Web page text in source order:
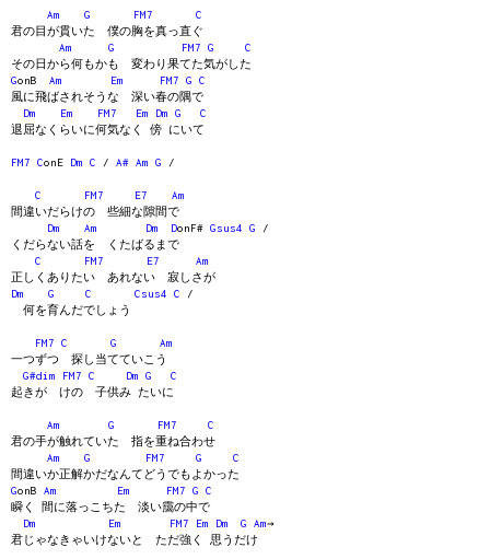
Am G FM7
C
君の目が貫いた 僕の胸を真っ直ぐ
Am
G FM7 G
C
その日から何もかも 変わり果てた気がした
GonB Am Em FM7 G
C
風に飛ばされそうな 深い春の隅で
Dm
Em FM7 Em Dm G
C
退屈なくらいに何気なく 傍 にいて
FM7 ConE Dm C / A# Am G /
C FM7 E7
Am
間違いだらけの 些細な隙間で
Dm
Am Dm DonF# Gsus4 G /
くだらない話を くたばるまで
C
FM7 E7
Am
正しくありたい あれない 寂しさが
Dm
G C Csus4 C /
何を育んだでしょう
FM7 C G
Am
一つずつ 探し当てていこう
G#dim
FM7 C Dm G
C
起きが けの 子供み たいに
Am G FM7
C
君の手が触れていた 指を重ね合わせ
Am
G FM7 G
C
間違いか正解かだなんてどうでもよかった
GonB Am Em FM7 G
C
瞬く 間に落っこちた 淡い靄の中で
Dm
Em FM7 Em Dm G Am→
君じゃなきゃいけないと ただ強く 思うだけ